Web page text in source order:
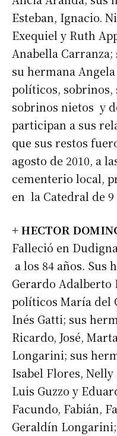
Esteban, Ignacio.
Exequiel y Ruth
Anabella Carranza;
su hermana
políticos,
sobrinos nietos y
participan a sus
que sus restos
agosto de 2010, a
cementerio local,
en la Catedral de 9
+ HECTOR
Falleció en
a los 84 años. Sus
Gerardo
políticos María del
Inés Gatti; sus
Ricardo, José,
Longarini; sus
Isabel Flores,
Luis Guzzo y
Facundo, Fabián,
Geraldín